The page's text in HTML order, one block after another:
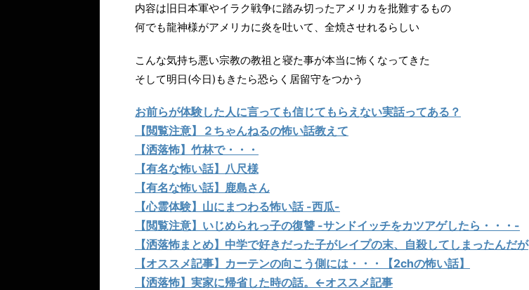
内容は旧日本軍やイラク戦争に踏み切ったアメリカを批難するもの
何でも龍神様がアメリカに炎を吐いて、全焼させれるらしい
こんな気持ち悪い宗教の教祖と寝た事が本当に怖くなってきた
そして明日(今日)もきたら恐らく居留守をつかう
お前らが体験した人に言っても信じてもらえない実話ってある？
【閲覧注意】２ちゃんねるの怖い話教えて
【洒落怖】竹林で・・・
【有名な怖い話】八尺様
【有名な怖い話】鹿島さん
【心霊体験】山にまつわる怖い話 -西瓜-
【閲覧注意】いじめられっ子の復讐 -サンドイッチをカツアゲしたら・・・-
【洒落怖まとめ】中学で好きだった子がレイプの末、自殺してしまったんだが
【オススメ記事】カーテンの向こう側には・・・【2chの怖い話】
【洒落怖】実家に帰省した時の話。←オススメ記事